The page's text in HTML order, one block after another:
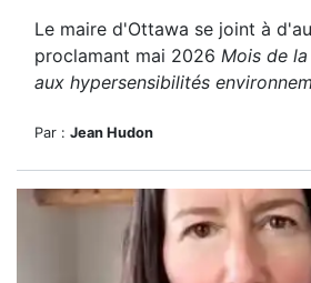
Le maire d'Ottawa se joint à
proclamant mai 2026 Mois de
aux hypersensibilités
Par : Jean Hudon